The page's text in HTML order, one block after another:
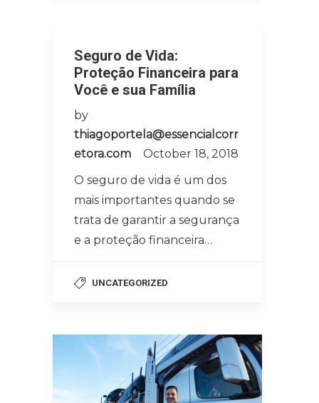
Seguro de Vida:
Proteção Financeira para
Você e sua Família
by
thiagoportela@essencialcorr
etora.com
October 18, 2018
O seguro de vida é um dos
mais importantes quando se
trata de garantir a segurança
e a proteção financeira…
UNCATEGORIZED